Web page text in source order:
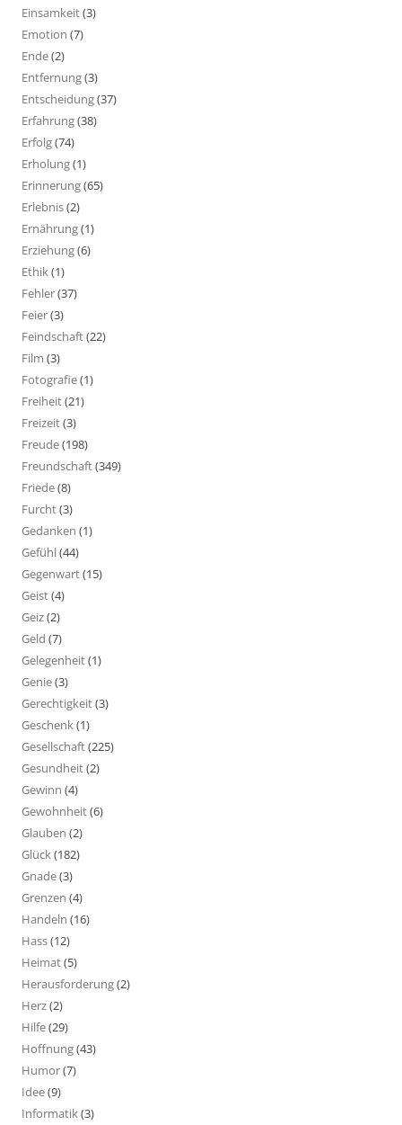
Einsamkeit(3)
Emotion (7)
Ende(2)
Entfernung(3)
Entscheidung(37)
Erfahrung(38)
Erfolg(74)
Erholung(1)
Erinnerung(65)
Erlebnis(2)
Ernährung(1)
Erziehung(6)
Ethik(1)
Fehler(37)
Feier(3)
Feindschaft(22)
Film (3)
Fotografie(1)
Freiheit(21)
Freizeit(3)
Freude(198)
Freundschaft(349)
Friede(8)
Furcht(3)
Gedanken (1)
Gefühl(44)
Gegenwart(15)
Geist(4)
Geiz(2)
Geld (7)
Gelegenheit(1)
Genie(3)
Gerechtigkeit(3)
Geschenk(1)
Gesellschaft(225)
Gesundheit(2)
Gewinn (4)
Gewohnheit(6)
Glauben (2)
Glück(182)
Gnade(3)
Grenzen (4)
Handeln (16)
Hass(12)
Heimat(5)
Herausforderung(2)
Herz(2)
Hilfe(29)
Hoffnung(43)
Humor(7)
Idee(9)
Informatik(3)